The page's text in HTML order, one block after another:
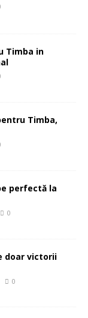
Timba in
Timba,
perfectă la
0
doar victorii
0